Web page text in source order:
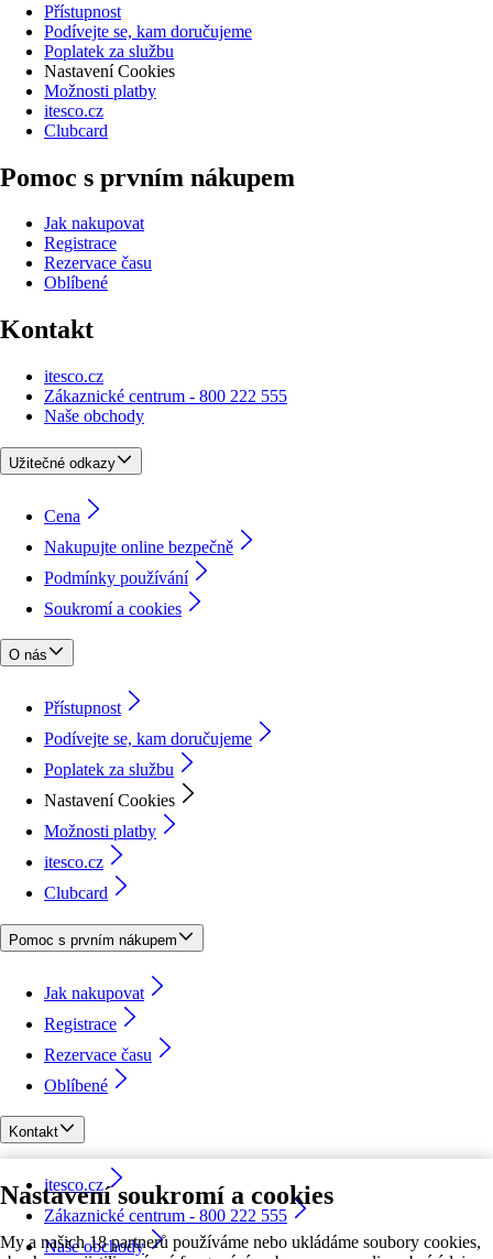
Nastavení soukromí a cookies
My a našich 18 partnerů používáme nebo ukládáme soubory cookies,
Přístupnost
Podívejte se, kam doručujeme
Poplatek za službu
Nastavení Cookies
Možnosti platby
itesco.cz
Clubcard
Pomoc s prvním nákupem
Jak nakupovat
Registrace
Rezervace času
Oblíbené
Kontakt
itesco.cz
Zákaznické centrum - 800 222 555
Naše obchody
Užitečné odkazy
Cena
Nakupujte online bezpečně
Podmínky používání
Soukromí a cookies
O nás
Přístupnost
Podívejte se, kam doručujeme
Poplatek za službu
Nastavení Cookies
Možnosti platby
itesco.cz
Clubcard
Pomoc s prvním nákupem
Jak nakupovat
Registrace
Rezervace času
Oblíbené
Kontakt
itesco.cz
Zákaznické centrum - 800 222 555
Naše obchody